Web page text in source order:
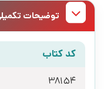
توضیحات
کد کتاب
38154